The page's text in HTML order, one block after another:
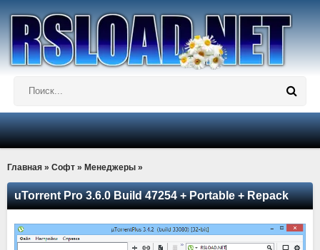
Главная » Софт » Менеджеры »
uTorrent Pro 3.6.0 Build 47254 + Portable + Repack